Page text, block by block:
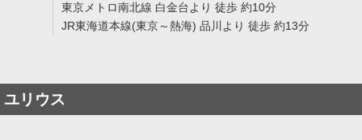
東京メトロ南北線 白金台より 徒歩 約10分
JR東海道本線(東京～熱海) 品川より 徒歩 約13分
ユリウス